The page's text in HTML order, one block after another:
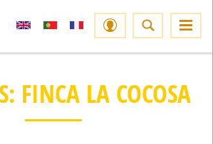
FINCA LA COCOSA